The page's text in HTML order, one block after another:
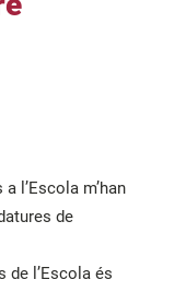
l’Escola m’han
de
de l’Escola és